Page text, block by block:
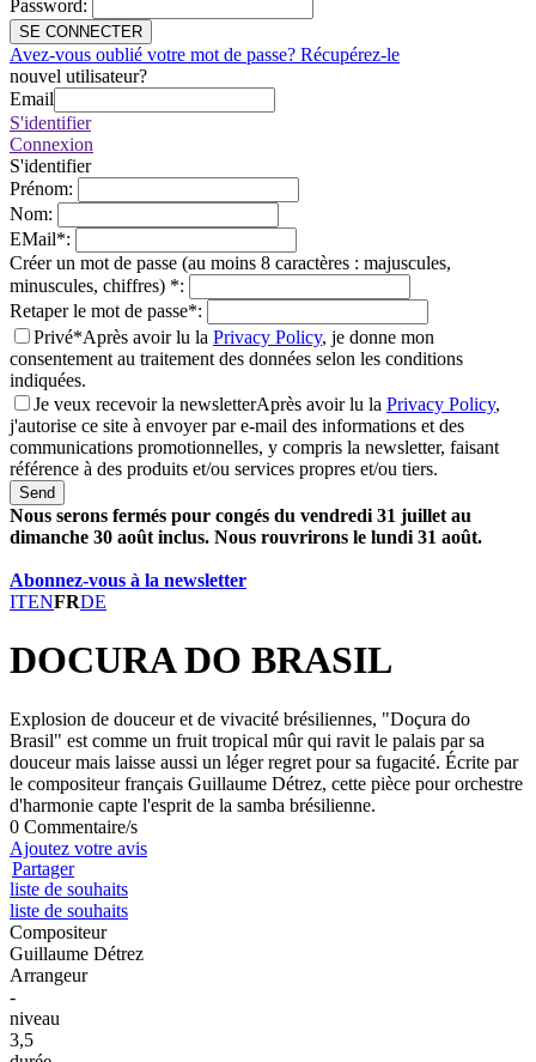
Password:
SE CONNECTER
Avez-vous oublié votre mot de passe? Récupérez-le
nouvel utilisateur?
Email
S'identifier
Connexion
S'identifier
Prénom:
Nom:
EMail*:
Créer un mot de passe (au moins 8 caractères : majuscules,
minuscules, chiffres) *:
Retaper le mot de passe*:
Privé*Après avoir lu la Privacy Policy, je donne mon
consentement au traitement des données selon les conditions
indiquées.
Je veux recevoir la newsletterAprès avoir lu la Privacy Policy,
j'autorise ce site à envoyer par e-mail des informations et des
communications promotionnelles, y compris la newsletter, faisant
référence à des produits et/ou services propres et/ou tiers.
Send
Nous serons fermés pour congés du vendredi 31 juillet au
dimanche 30 août inclus. Nous rouvrirons le lundi 31 août.
Abonnez-vous à la newsletter
ITENFRDE
DOCURA DO BRASIL
Explosion de douceur et de vivacité brésiliennes, "Doçura do
Brasil" est comme un fruit tropical mûr qui ravit le palais par sa
douceur mais laisse aussi un léger regret pour sa fugacité. Écrite par
le compositeur français Guillaume Détrez, cette pièce pour orchestre
d'harmonie capte l'esprit de la samba brésilienne.
0 Commentaire/s
Ajoutez votre avis
Partager
liste de souhaits
liste de souhaits
Compositeur
Guillaume Détrez
Arrangeur
-
niveau
3,5